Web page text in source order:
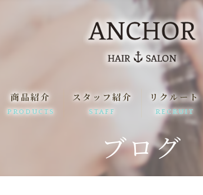
商品紹介
PRODUCTS
スタッフ紹介
STAFF
リクルート
RECRUIT
一日の流れ
ブログ